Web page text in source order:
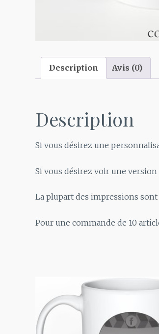
Description Avis (0)
Description
Si vous désirez une
Si vous désirez voir une version
La plupart des impressions sont
Pour une commande de 10